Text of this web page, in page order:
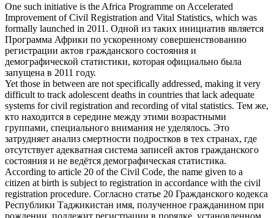
One such initiative is the Africa Programme on Accelerated
Improvement ofCivil Registration and Vital Statistics, which was
formally launched in 2011. Одной из таких инициатив является
Программа Африки по ускоренному совершенствованию
регистрации актов гражданского состояния и
демографической статистики, которая официально была
запущена в 2011 году.
Yet those in between are not specifically addressed, making it very
difficult to track adolescent deaths in countries that lack adequate
systems forcivil registration and recording of vital statistics. Тем же,
кто находится в середине между этими возрастными
группами, специального внимания не уделялось. Это
затрудняет анализ смертности подростков в тех странах, где
отсутствует адекватная система записей актов гражданского
состояния и не ведётся демографическая статистика.
According to article 20 of the Civil Code, the name given to a
citizen at birth is subject to registration in accordance with the civil
registration procedure. Согласно статье 20 Гражданского кодекса
Республики Таджикистан имя, полученное гражданином при
рождении, подлежит регистрации в порядке, установленном